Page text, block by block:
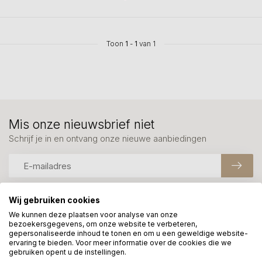
Toon 1 - 1 van 1
Meer informatie?
We helpen graag met uw keuze of geven advies, bel of app
ons 7 dagen per week: 06-23643267
Mis onze nieuwsbrief niet
Schrijf je in en ontvang onze nieuwe aanbiedingen
Wij gebruiken cookies
We kunnen deze plaatsen voor analyse van onze
bezoekersgegevens, om onze website te verbeteren,
gepersonaliseerde inhoud te tonen en om u een geweldige website-
ervaring te bieden. Voor meer informatie over de cookies die we
gebruiken opent u de instellingen.